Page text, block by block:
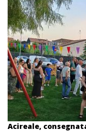
Acireale,